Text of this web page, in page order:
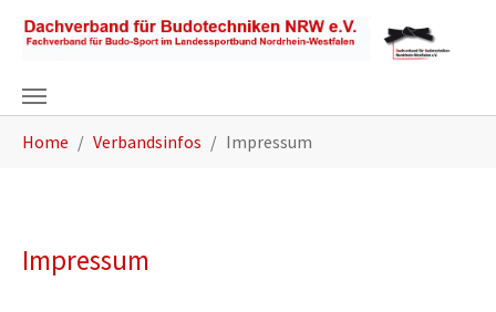
Home Verbandsinfos Impressum
Impressum